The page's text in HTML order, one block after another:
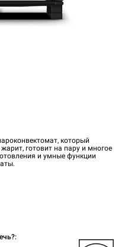
который
готовит на пару и многое
и умные функции